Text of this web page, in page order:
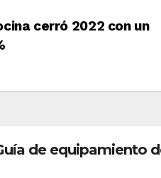
cerró 2022 con un
de equipamiento